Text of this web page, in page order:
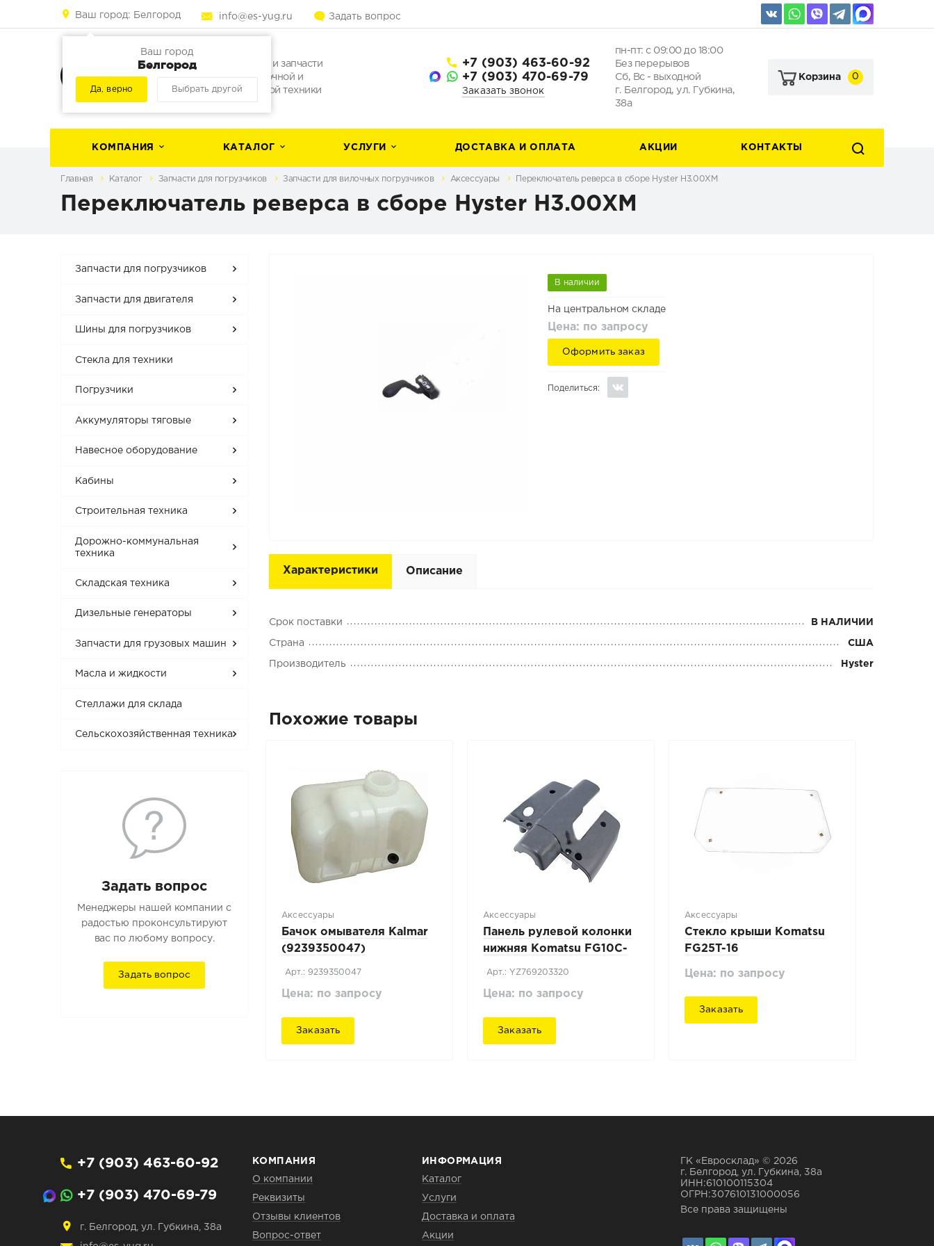
Ваш город: Белгород
Ваш город
Белгород
Да, верно Выбрать другой
info@es-yug.ru Задать вопрос
Погрузчики и запчасти
для погрузочной и
строительной техники
+7 (903) 463-60-92
+7 (903) 470-69-79
Заказать звонок
пн-пт: с 09:00 до 18:00
Без перерывов
Сб, Вс - выходной
г. Белгород, ул. Губкина,
38а
Корзина 0
КОМПАНИЯ КАТАЛОГ УСЛУГИ ДОСТАВКА И ОПЛАТА АКЦИИ КОНТАКТЫ
Главная Каталог Запчасти для погрузчиков Запчасти для вилочных погрузчиков Аксессуары Переключатель реверса в сборе Hyster H3.00XM
Переключатель реверса в сборе Hyster H3.00XM
Запчасти для погрузчиков
Запчасти для двигателя
Шины для погрузчиков
Стекла для техники
Погрузчики
Аккумуляторы тяговые
Навесное оборудование
Кабины
Строительная техника
Дорожно-коммунальная
техника
Складская техника
Дизельные генераторы
Запчасти для грузовых машин
Масла и жидкости
Стеллажи для склада
Сельскохозяйственная техника
Задать вопрос
Менеджеры нашей компании с
радостью проконсультируют
вас по любому вопросу.
Задать вопрос
В наличии
На центральном складе
Цена: по запросу
Оформить заказ
Поделиться:
Характеристики Описание
Срок поставки В НАЛИЧИИ
Страна США
Производитель Hyster
Похожие товары
Аксессуары
Бачок омывателя Kalmar
(9239350047)
Арт.: 9239350047
Цена: по запросу
Заказать
Аксессуары
Панель рулевой колонки
нижняя Komatsu FG10C-
Арт.: YZ769203320
Цена: по запросу
Заказать
Аксессуары
Стекло крыши Komatsu
FG25T-16
Цена: по запросу
Заказать
+7 (903) 463-60-92
+7 (903) 470-69-79
г. Белгород, ул. Губкина, 38а
КОМПАНИЯ
О компании
Реквизиты
Отзывы клиентов
Вопрос-ответ
ИНФОРМАЦИЯ
Каталог
Услуги
Доставка и оплата
Акции
ГК «Евросклад» © 2026
г. Белгород, ул. Губкина, 38а
ИНН:610100115304
ОГРН:307610131000056
Все права защищены